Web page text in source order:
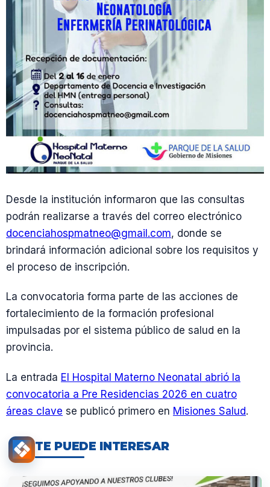
Desde la institución informaron que las consultas
podrán realizarse a través del correo electrónico
docenciahospmatneo@gmail.com, donde se
brindará información adicional sobre los requisitos y
el proceso de inscripción.
La convocatoria forma parte de las acciones de
fortalecimiento de la formación profesional
impulsadas por el sistema público de salud en la
provincia.
La entrada El Hospital Materno Neonatal abrió la
convocatoria a Pre Residencias 2026 en cuatro
áreas clave se publicó primero en Misiones Salud.
TE PUEDE INTERESAR